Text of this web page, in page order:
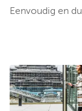
Eenvoudig en